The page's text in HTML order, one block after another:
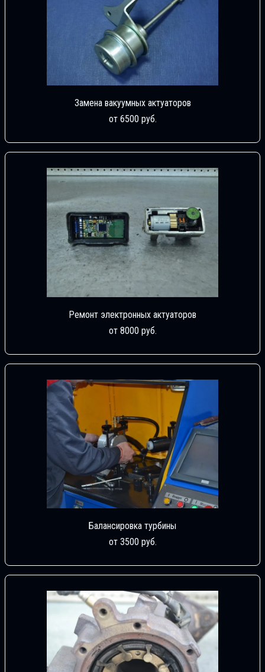
Замена вакуумных актуаторов
от 6500 руб.
Ремонт электронных актуаторов
от 8000 руб.
Балансировка турбины
от 3500 руб.